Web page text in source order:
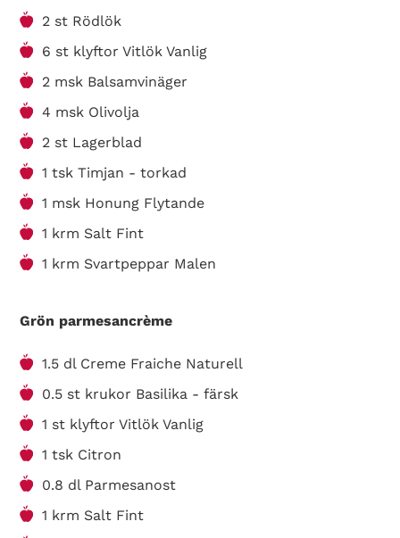
2 st Rödlök
6 st klyftor Vitlök Vanlig
2 msk Balsamvinäger
4 msk Olivolja
2 st Lagerblad
1 tsk Timjan - torkad
1 msk Honung Flytande
1 krm Salt Fint
1 krm Svartpeppar Malen
Grön parmesancrème
1.5 dl Creme Fraiche Naturell
0.5 st krukor Basilika - färsk
1 st klyftor Vitlök Vanlig
1 tsk Citron
0.8 dl Parmesanost
1 krm Salt Fint